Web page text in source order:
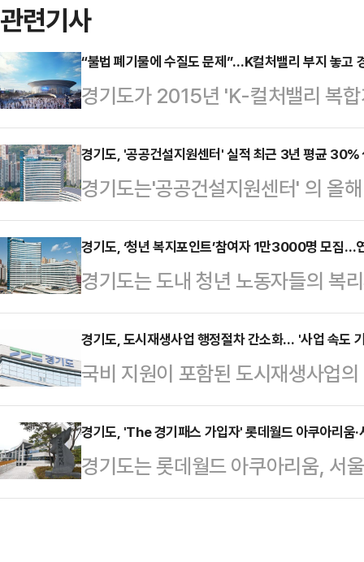
관련기사
“불법 폐기물에 수질도 문제”…K컬처밸리 부지 놓고
경기도가 2015년 'K-컬처밸리 복
CJ라이브시티에게 하자 있는 부지
는 이미 한 차례 사업 추진이 무산
이를 알고도 방관한 것이 아니냐는
사업부지에서 아레나 건축허가를
월 터파기 공사를 진행하던 중 아레
물이 발견됐다.폐기물은 아레나
㎡)에 달하는 구간에…
경기도, '공공건설지원센터' 실적 최근 3년 평균
경기도는'공공건설지원센터' 의 올
말 기준 108건으로 매년 꾸준히 증
건설지원센터의 실적을 보면
월~2023년 6월 203건, 2023년
기도 공공건설지원센터는 경기도,
공사비 1억원 이상 건설공사와 설
상부지 적정성, 주변과 연계성, 예
사…
경기도, ‘청년 복지포인트’참여자 1만3000명 모집…
경기도는 도내 청년 노동자들의 복
한 ‘청년 복지포인트’ 2차 참여자
한다고 31일 밝혔다.‘청년 복지포
인업체, 비영리법인에서 주 36시간
334만원 이하, 19~39세 도내 거주
복지포인트를 지급하는 사업이다.
령(최고 3년)이 연장된다.올해 ‘청
예정으…
경기도, 도시재생사업 행정절차 간소화… '사업 속도
국비 지원이 포함된 도시재생사업
역지방자치단체로 넘어가기 위한
건의한 내용으로 권한이 이양되면
행 속도가 한층 더 빨라질 전망이
시대위원회는 지난 29일 본위원회
경기도, 'The 경기패스 가입자' 롯데월드 아쿠아리움
경기도는 롯데월드 아쿠아리움, 서
지 한달동안 ‘The 경기패스 제휴